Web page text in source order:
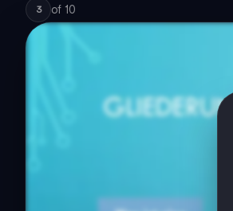
3 of 10